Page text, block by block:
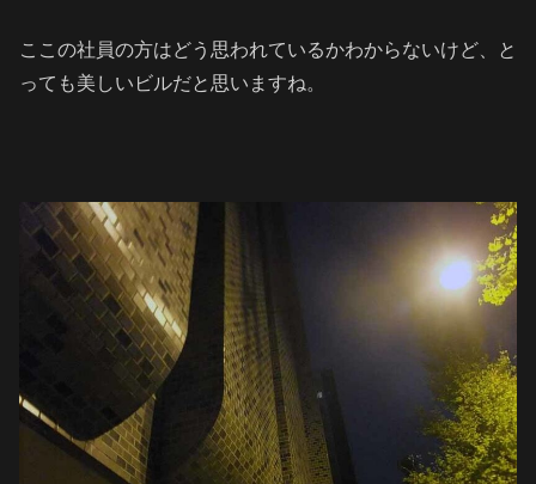
ここの社員の方はどう思われているかわからないけど、と
っても美しいビルだと思いますね。